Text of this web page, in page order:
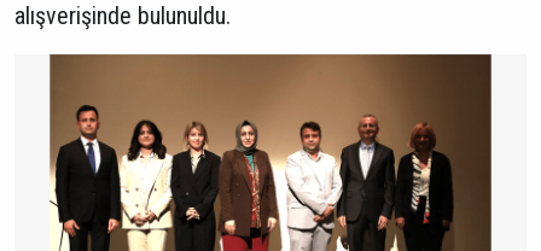
alışverişinde bulunuldu.